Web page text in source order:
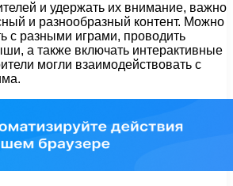
и удержать их внимание, важно
и разнообразный контент. Можно
с разными играми, проводить
а также включать интерактивные
могли взаимодействовать с